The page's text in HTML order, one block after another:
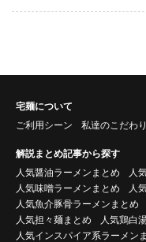
宅麺について
ご利用シーン
私達のこだわり
解説まとめ記事から探す
人気醤油ラーメンまとめ
人
人気味噌ラーメンまとめ
人
人気魚介豚骨ラーメンまとめ
人気担々麺まとめ
人気鶏白
人気インスパイア系ラーメン